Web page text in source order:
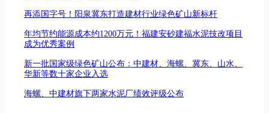
再添国字号！阳泉冀东打造建材行业绿色矿山新标杆
年均节约能源成本约1200万元！福建安砂建福水泥技改项目
成为优秀案例
新一批国家级绿色矿山公布：中建材、海螺、冀东、山水、
华新等数十家企业入选
海螺、中建材旗下两家水泥厂绩效评级公布